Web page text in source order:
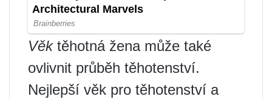
Věktěhotná žena může také
ovlivnit průběh těhotenství.
Nejlepší věk pro těhotenství a